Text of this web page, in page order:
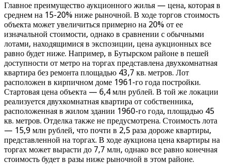
Главное преимущество аукционного жилья — цена, которая в
среднем на 15-20% ниже рыночной. В ходе торгов стоимость
объекта может увеличиться примерно на 20% от ее
изначальной стоимости, однако в сравнении с обычными
лотами, находящимися в экспозиции, цена аукционных все
равно будет ниже. Например, в Бутырском районе в пешей
доступности от метро на торгах представлена двухкомнатная
квартира без ремонта площадью 43,7 кв. метров. Лот
расположен в кирпичном доме 1961-го года постройки.
Стартовая цена объекта — 6,4 млн рублей. В той же локации
реализуется двухкомнатная квартира от собственника,
расположенная в жилом здании 1960-го года, площадью 45
кв. метров. Отделка также не предусмотрена. Стоимость лота
— 15,9 млн рублей, что почти в 2,5 раза дороже квартиры,
представленной на торгах. В ходе аукциона цена квартиры на
торгах может вырасти до 7,7 млн, однако все равно конечная
стоимость будет в разы ниже рыночной в этом районе.